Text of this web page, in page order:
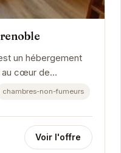
un hébergement
au cœur de
gare et le centre-
chambres-non-fumeurs
Voir l'offre